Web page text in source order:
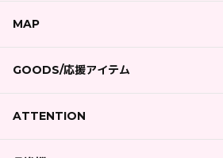
MAP
GOODS/応援アイテム
ATTENTION